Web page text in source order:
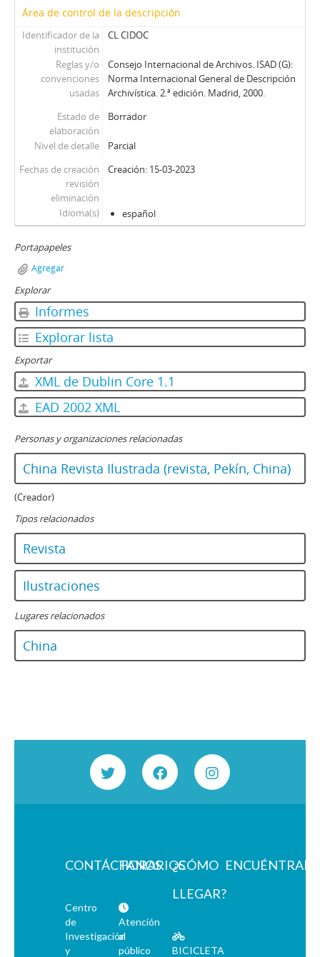
Área de control de la descripción
Identificador de la
institución
CL CIDOC
Reglas y/o
convenciones
usadas
Consejo Internacional de Archivos. ISAD (G):
Norma Internacional General de Descripción
Archivística. 2.ª edición. Madrid, 2000.
Estado de
elaboración
Borrador
Nivel de detalle
Parcial
Fechas de creación
revisión
eliminación
Creación: 15-03-2023
Idioma(s) español
Portapapeles
Agregar
Explorar
Informes
Explorar lista
Exportar
XML de Dublin Core 1.1
EAD 2002 XML
Personas y organizaciones relacionadas
China Revista Ilustrada (revista, Pekín, China)
(Creador)
Tipos relacionados
Revista
Ilustraciones
Lugares relacionados
China
CONTÁCTANOS
Centro
de
Investigación
y
HORARIOS
Atención
al
público
¿CÓMO
LLEGAR?
BICICLETA